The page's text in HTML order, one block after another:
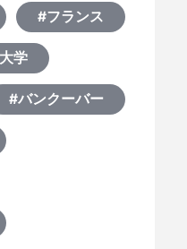
#フランス
学
#バンクーバー